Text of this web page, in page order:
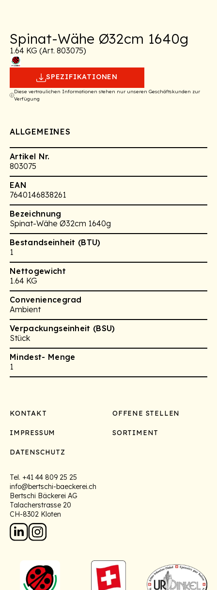
Spinat-Wähe Ø32cm 1640g
1.64 KG (Art. 803075)
SPEZIFIKATIONEN
Diese vertraulichen Informationen stehen nur unseren Geschäftskunden zur
Verfügung
ALLGEMEINES
Artikel Nr.
803075
EAN
7640146838261
Bezeichnung
Spinat-Wähe Ø32cm 1640g
Bestandseinheit (BTU)
1
Nettogewicht
1.64 KG
Conveniencegrad
Ambient
Verpackungseinheit (BSU)
Stück
Mindest- Menge
1
Footer
KONTAKT OFFENE STELLEN
IMPRESSUM SORTIMENT
DATENSCHUTZ
Tel. +41 44 809 25 25
info@bertschi-baeckerei.ch
Bertschi Bäckerei AG
Talacherstrasse 20
CH-8302 Kloten